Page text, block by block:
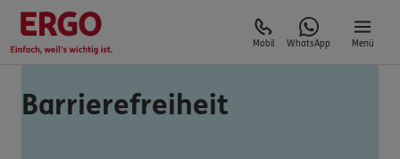
Mobil WhatsApp Menü
Barrierefreiheit